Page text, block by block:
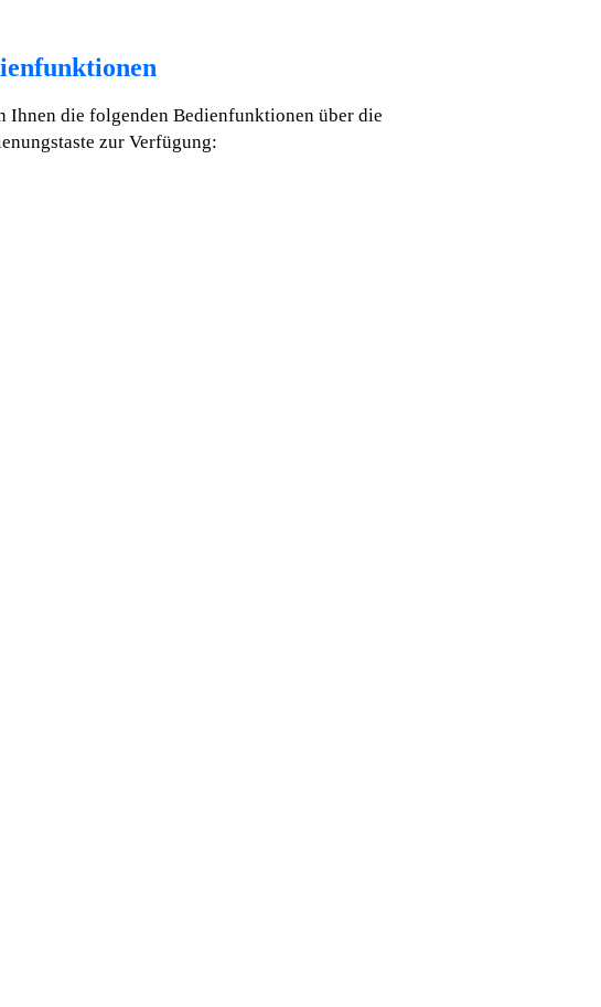
Ihnen die folgenden Bedienfunktionen über die
zur Verfügung: